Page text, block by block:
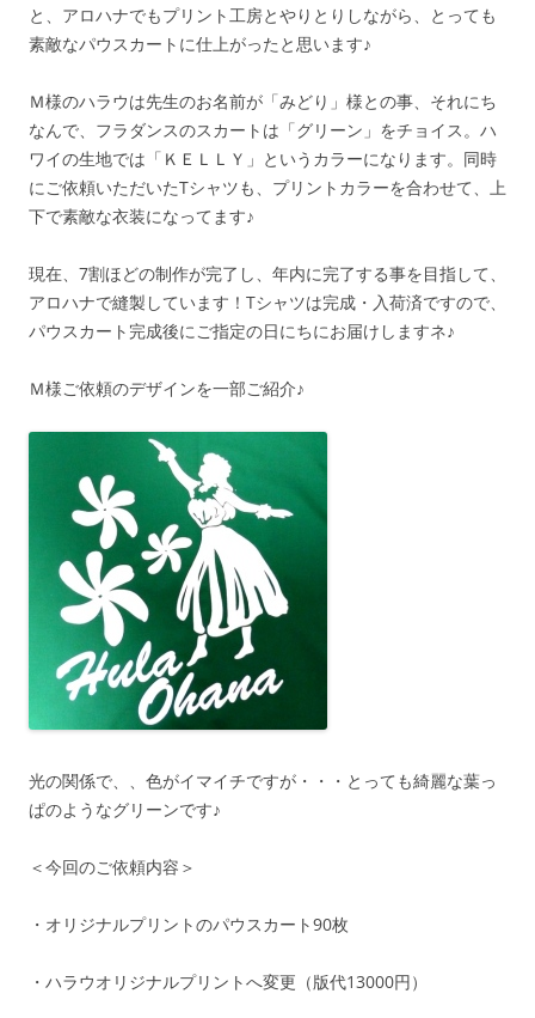
と、アロハナでもプリント工房とやりとりしながら、とっても
素敵なパウスカートに仕上がったと思います♪
Ｍ様のハラウは先生のお名前が「みどり」様との事、それにち
なんで、フラダンスのスカートは「グリーン」をチョイス。ハ
ワイの生地では「ＫＥＬＬＹ」というカラーになります。同時
にご依頼いただいたTシャツも、プリントカラーを合わせて、上
下で素敵な衣装になってます♪
現在、7割ほどの制作が完了し、年内に完了する事を目指して、
アロハナで縫製しています！Tシャツは完成・入荷済ですので、
パウスカート完成後にご指定の日にちにお届けしますネ♪
Ｍ様ご依頼のデザインを一部ご紹介♪
光の関係で、、色がイマイチですが・・・とっても綺麗な葉っ
ぱのようなグリーンです♪
＜今回のご依頼内容＞
・オリジナルプリントのパウスカート90枚
・ハラウオリジナルプリントへ変更（版代13000円）